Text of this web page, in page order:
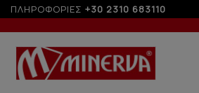
ΠΛΗΡΟΦΟΡΙΕΣ +30 2310 683110